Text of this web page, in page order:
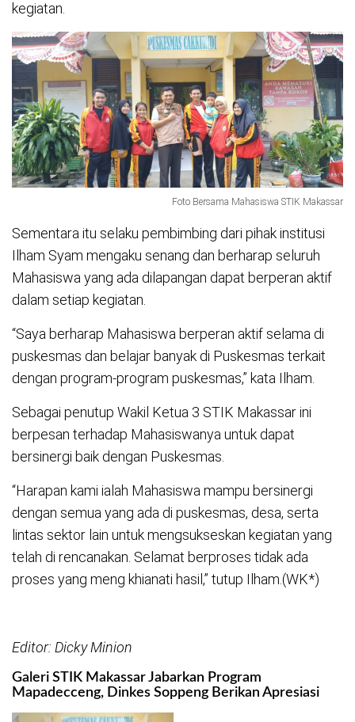
kegiatan.
Foto Bersama Mahasiswa STIK Makassar
Sementara itu selaku pembimbing dari pihak institusi
Ilham Syam mengaku senang dan berharap seluruh
Mahasiswa yang ada dilapangan dapat berperan aktif
dalam setiap kegiatan.
“Saya berharap Mahasiswa berperan aktif selama di
puskesmas dan belajar banyak di Puskesmas terkait
dengan program-program puskesmas,” kata Ilham.
Sebagai penutup Wakil Ketua 3 STIK Makassar ini
berpesan terhadap Mahasiswanya untuk dapat
bersinergi baik dengan Puskesmas.
“Harapan kami ialah Mahasiswa mampu bersinergi
dengan semua yang ada di puskesmas, desa, serta
lintas sektor lain untuk mengsukseskan kegiatan yang
telah di rencanakan. Selamat berproses tidak ada
proses yang meng khianati hasil,” tutup Ilham.(WK*)
Editor: Dicky Minion
Galeri STIK Makassar Jabarkan Program
Mapadecceng, Dinkes Soppeng Berikan Apresiasi